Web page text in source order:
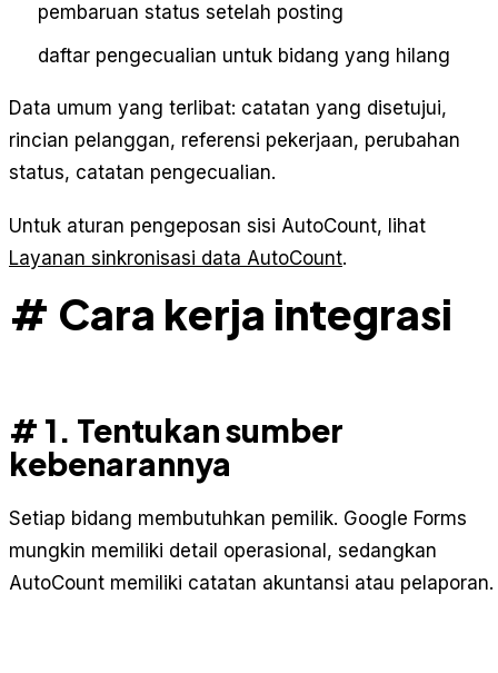
pembaruan status setelah posting
daftar pengecualian untuk bidang yang hilang
Data umum yang terlibat: catatan yang disetujui,
rincian pelanggan, referensi pekerjaan, perubahan
status, catatan pengecualian.
Untuk aturan pengeposan sisi AutoCount, lihat
Layanan sinkronisasi data AutoCount.
# Cara kerja integrasi
# 1. Tentukan sumber
kebenarannya
Setiap bidang membutuhkan pemilik. Google Forms
mungkin memiliki detail operasional, sedangkan
AutoCount memiliki catatan akuntansi atau pelaporan.